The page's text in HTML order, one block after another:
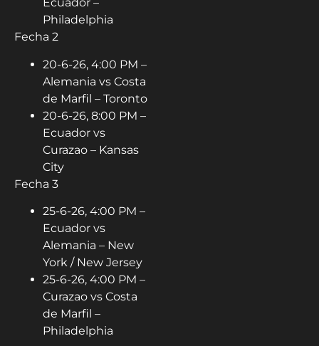
Ecuador –
Philadelphia
Fecha 2
20-6-26, 4:00 PM –
Alemania vs Costa
de Marfil – Toronto
20-6-26, 8:00 PM –
Ecuador vs
Curazao – Kansas
City
Fecha 3
25-6-26, 4:00 PM –
Ecuador vs
Alemania – New
York / New Jersey
25-6-26, 4:00 PM –
Curazao vs Costa
de Marfil –
Philadelphia